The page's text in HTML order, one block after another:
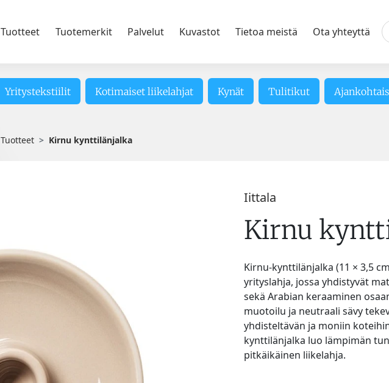
Tuotteet Tuotemerkit Palvelut Kuvastot Tietoa meistä
Ota yhteyttä
Yritystekstiilit Kotimaiset liikelahjat Kynät Tulitikut
Tuotteet Kirnu kynttilänjalka
Iittala
Kirnu
Kirnu-kynttilänjalka (11 × 3,5
yrityslahja, jossa yhdistyvät
sekä Arabian keraaminen
muotoilu ja neutraali sävy
yhdisteltävän ja moniin
kynttilänjalka luo lämpimän
pitkäikäinen liikelahja.